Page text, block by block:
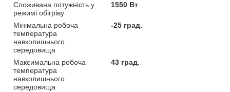
Споживана потужність у
режимі обігріву
1550 Вт
Мінімальна робоча
температура
навколишнього
середовища
-25 град.
Максимальна робоча
температура
навколишнього
середовища
43 град.